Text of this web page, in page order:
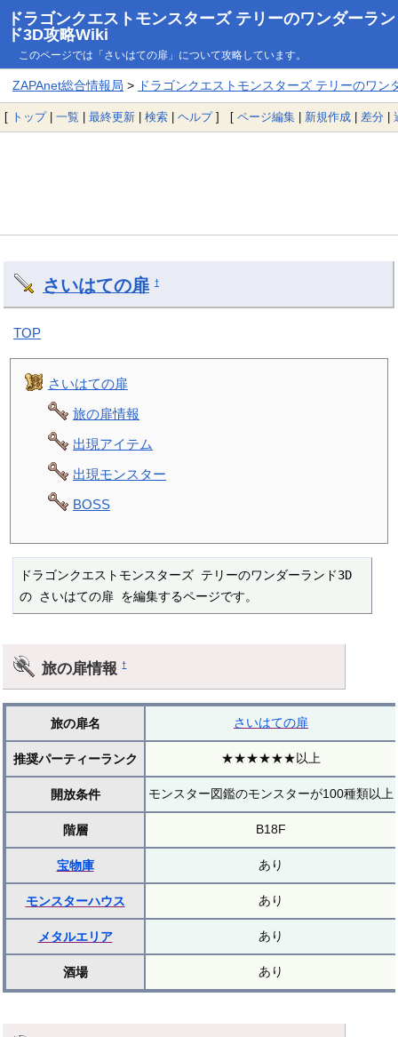
ドラゴンクエストモンスターズ テリーのワンダーラン
ド3D攻略Wiki
このページでは「さいはての扉」について攻略しています。
ZAPAnet総合情報局 > ドラゴンクエストモンスターズ テリーのワン
[ トップ| 一覧 | 最終更新 | 検索 | ヘルプ] [ ページ編集 | 新規作成 | 差分 |
さいはての扉 †
TOP
さいはての扉
旅の扉情報
出現アイテム
出現モンスター
BOSS
ドラゴンクエストモンスターズ テリーのワンダーランド3D
の さいはての扉 を編集するページです。
旅の扉情報†
旅の扉名 さいはての扉
推奨パーティーランク ★★★★★★以上
開放条件 モンスター図鑑のモンスターが100種類以上
階層 B18F
宝物庫 あり
モンスターハウス あり
メタルエリア あり
酒場 あり